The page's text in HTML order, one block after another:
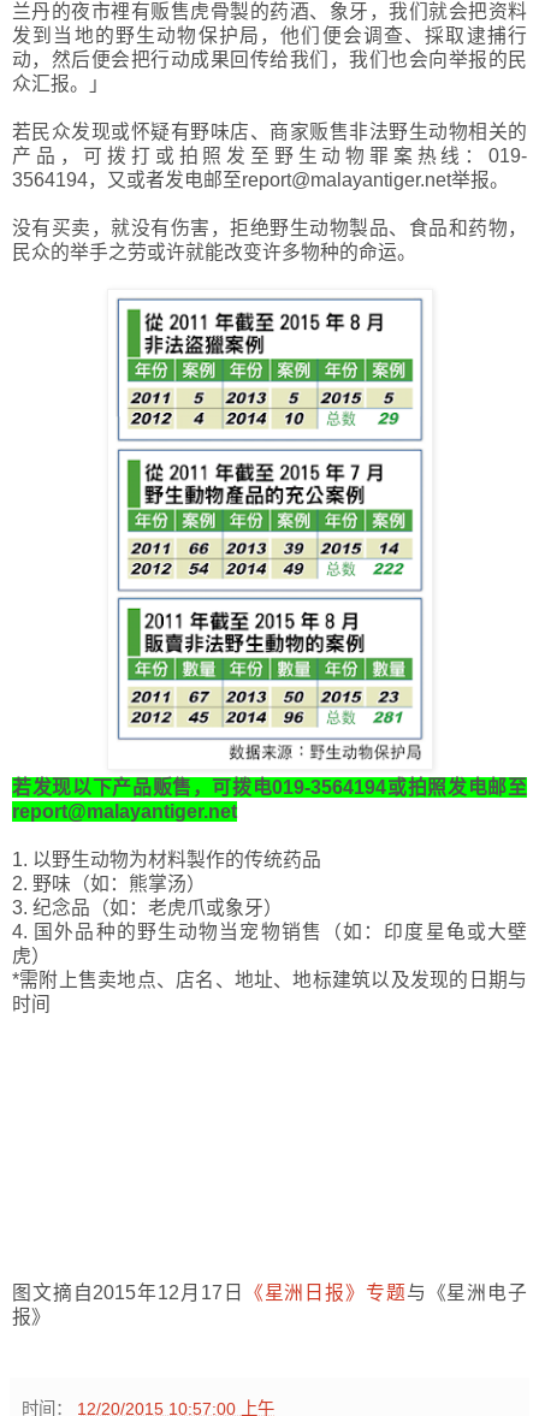
兰丹的夜市裡有贩售虎骨製的药酒、象牙，我们就会把资料
发到当地的野生动物保护局，他们便会调查、採取逮捕行
动，然后便会把行动成果回传给我们，我们也会向举报的民
众汇报。」
若民众发现或怀疑有野味店、商家贩售非法野生动物相关的
产品，可拨打或拍照发至野生动物罪案热线：019-
3564194，又或者发电邮至report@malayantiger.net举报。
没有买卖，就没有伤害，拒绝野生动物製品、食品和药物，
民众的举手之劳或许就能改变许多物种的命运。
若发现以下产品贩售，可拨电019-3564194或拍照发电邮至
report@malayantiger.net
1. 以野生动物为材料製作的传统药品
2. 野味（如：熊掌汤）
3. 纪念品（如：老虎爪或象牙）
4. 国外品种的野生动物当宠物销售（如：印度星龟或大壁
虎）
*需附上售卖地点、店名、地址、地标建筑以及发现的日期与
时间
图文摘自2015年12月17日 《星洲日报》专题与《星洲电子
报》
时间： 12/20/2015 10:57:00 上午